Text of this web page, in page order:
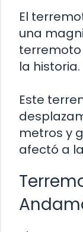
El
una
la historia.
Este
metros y
afectó a